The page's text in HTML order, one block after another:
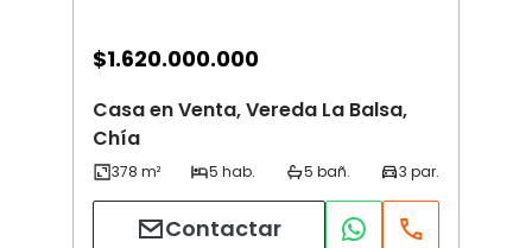
$1.620.000.000
Casa en Venta, Vereda La Balsa,
Chía
Contactar